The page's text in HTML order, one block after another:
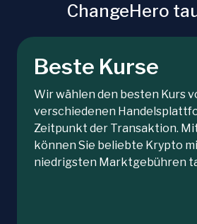
ChangeHero
Beste Kurse
Wir wählen den besten Kurs
verschiedenen
Zeitpunkt der Transaktion.
können Sie beliebte Krypto
niedrigsten Marktgebühren